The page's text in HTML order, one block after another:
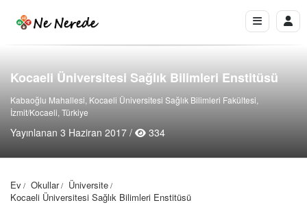
Kocaeli Üniversitesi Sağlık Bilimleri Enstitüsü
Kabaoğlu Mahallesi, Kocaeli Üniversitesi Sağlık Bilimleri Fakültesi,
İzmit/Kocaeli, Türkiye
Yayınlanan 3 Haziran 2017 / 334
Ev Okullar
Üniversite
Kocaeli Üniversitesi Sağlık Bilimleri Enstitüsü